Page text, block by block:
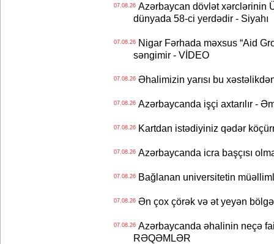
07.08.26Azərbaycan dövlət xərclərinin
dünyada 58-ci yerdədir - Siyahı
07.08.26Nigar Fərhada məxsus “Aid
səngimir - VİDEO
07.08.26Əhalimizin yarısı bu
07.08.26Azərbaycanda işçi axtarılır -
07.08.26Kartdan istədiyiniz qədər
07.08.26Azərbaycanda icra başçısı
07.08.26Bağlanan universitetin
07.08.26Ən çox çörək və ət yeyən
07.08.26Azərbaycanda əhalinin neçə
RƏQƏMLƏR